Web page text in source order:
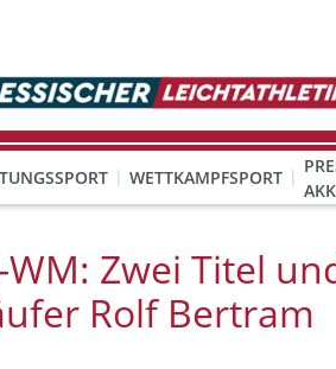
WETTKAMPFSPORT
Zwei Titel
Rolf Bertram